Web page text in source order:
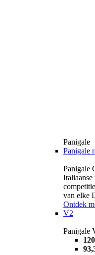
Panigale
Panigale
Panigale
van elke
Ontdek
V2
Panigale